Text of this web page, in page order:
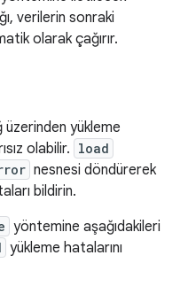
verilerin sonraki
olarak çağırır.
yükleme
olabilir. load
nesnesi döndürerek
bildirin.
yöntemine aşağıdakileri
yükleme hatalarını